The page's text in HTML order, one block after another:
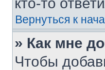
Вернуться к
» Как мне
Чтобы